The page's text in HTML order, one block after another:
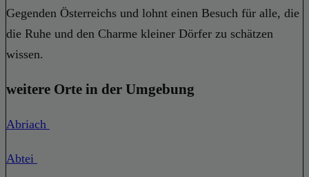
Gegenden Österreichs und lohnt einen Besuch für alle, die
die Ruhe und den Charme kleiner Dörfer zu schätzen
wissen.
weitere Orte in der Umgebung
Abriach
Abtei